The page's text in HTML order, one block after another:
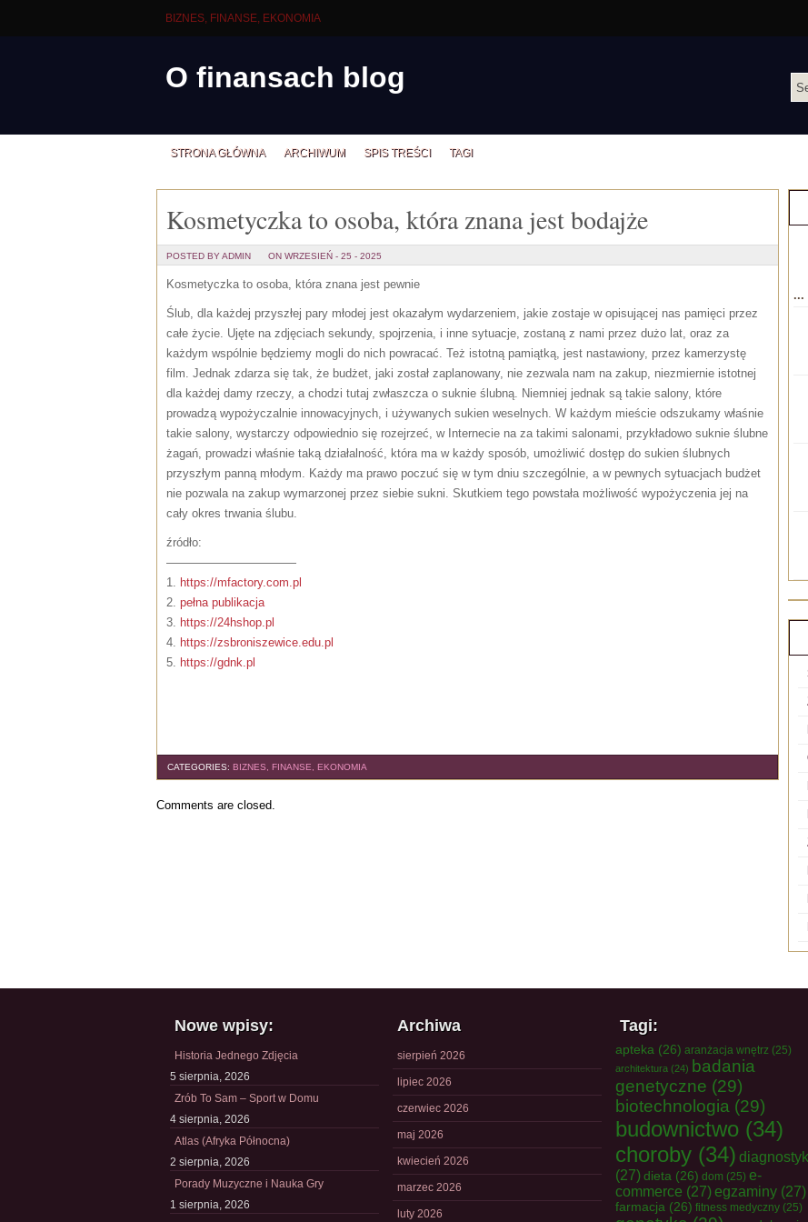
BIZNES, FINANSE, EKONOMIA
O finansach blog
STRONA GŁÓWNA ARCHIWUM SPIS TREŚCI TAGI
Kosmetyczka to osoba, która znana jest bodajże
POSTED BY ADMIN ON WRZESIEŃ - 25 - 2025
Kosmetyczka to osoba, która znana jest pewnie
Ślub, dla każdej przyszłej pary młodej jest okazałym wydarzeniem, jakie zostaje w opisującej nas pamięci przez
całe życie. Ujęte na zdjęciach sekundy, spojrzenia, i inne sytuacje, zostaną z nami przez dużo lat, oraz za
każdym wspólnie będziemy mogli do nich powracać. Też istotną pamiątką, jest nastawiony, przez kamerzystę
film. Jednak zdarza się tak, że budżet, jaki został zaplanowany, nie zezwala nam na zakup, niezmiernie istotnej
dla każdej damy rzeczy, a chodzi tutaj zwłaszcza o suknie ślubną. Niemniej jednak są takie salony, które
prowadzą wypożyczalnie innowacyjnych, i używanych sukien weselnych. W każdym mieście odszukamy właśnie
takie salony, wystarczy odpowiednio się rozejrzeć, w Internecie na za takimi salonami, przykładowo suknie ślubne
żagań, prowadzi właśnie taką działalność, która ma w każdy sposób, umożliwić dostęp do sukien ślubnych
przyszłym panną młodym. Każdy ma prawo poczuć się w tym dniu szczególnie, a w pewnych sytuacjach budżet
nie pozwala na zakup wymarzonej przez siebie sukni. Skutkiem tego powstała możliwość wypożyczenia jej na
cały okres trwania ślubu.
źródło:
———————————
1. https://mfactory.com.pl
2. pełna publikacja
3. https://24hshop.pl
4. https://zsbroniszewice.edu.pl
5. https://gdnk.pl
CATEGORIES: BIZNES, FINANSE, EKONOMIA
Comments are closed.
...
Nowe wpisy:
Historia Jednego Zdjęcia
5 sierpnia, 2026
Zrób To Sam – Sport w Domu
4 sierpnia, 2026
Atlas (Afryka Północna)
2 sierpnia, 2026
Porady Muzyczne i Nauka Gry
1 sierpnia, 2026
Archiwa
sierpień 2026
lipiec 2026
czerwiec 2026
maj 2026
kwiecień 2026
marzec 2026
luty 2026
Tagi:
apteka (26) aranżacja wnętrz (25)
architektura (24) badania
genetyczne (29)
biotechnologia (29)
budownictwo (34)
choroby (34)
(27) dieta (26) dom (25) e-
commerce (27)egzaminy (27)
farmacja (26) fitness medyczny (25)